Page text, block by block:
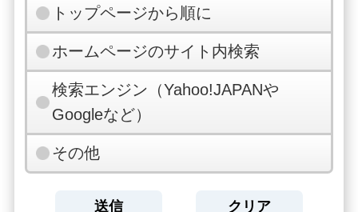
トップページから順に
ホームページのサイト内検索
検索エンジン（Yahoo!JAPANや
Googleなど）
その他